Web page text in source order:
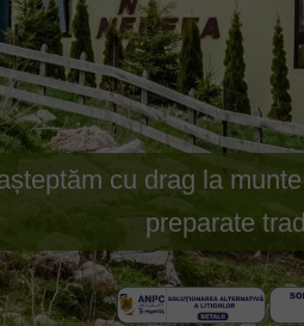
cu drag la
preparate